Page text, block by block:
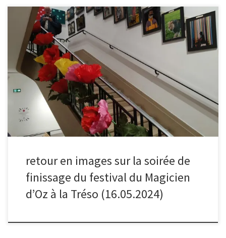
Retour à la Tréso (8 avenue du Président Wilson, à Malakoff) des
40 oeuvres réalisées dans le cadre du festival du Magicien d’Oz et
qui étaient en vitrine chez des commerçants de Malakoff ainsi qu’à
la Maison de la Vie Associative. Celles-ci sont actuellement
exposées et visibles dans l’escalier d’honneur jusqu’à la fin du
mois. C’est le moment ou jamais d’en profiter pour aller admirer
les photos et de participer à leur vente aux enchères qui se
termine le 31 mai !
retour en images sur la soirée de
finissage du festival du Magicien
d’Oz à la Tréso (16.05.2024)